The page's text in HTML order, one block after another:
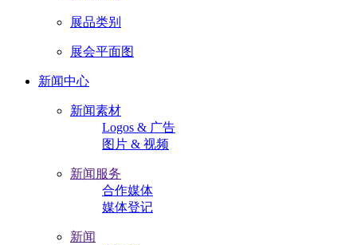
展品类别
展会平面图
新闻中心
新闻素材
Logos & 广告
图片 & 视频
新闻服务
合作媒体
媒体登记
新闻